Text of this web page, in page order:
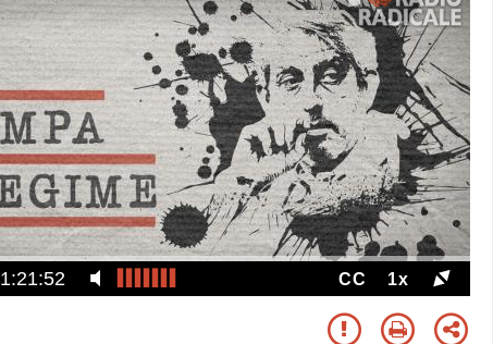
1:21:52 CC 1x